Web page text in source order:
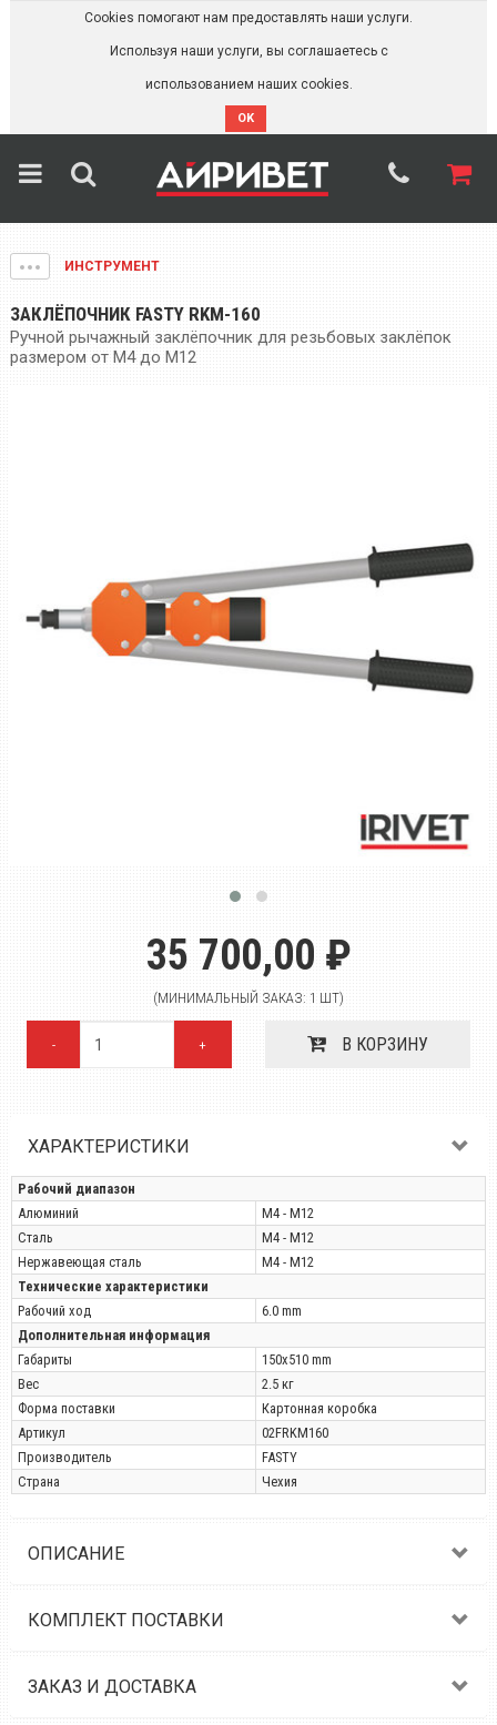
Cookies помогают нам предоставлять наши услуги.
Используя наши услуги, вы соглашаетесь с
использованием наших cookies.
OK
ИНСТРУМЕНТ
ЗАКЛЁПОЧНИК FASTY RKM-160
Ручной рычажный заклёпочник для резьбовых заклёпок
размером от М4 до М12
35 700,00 ₽
(МИНИМАЛЬНЫЙ ЗАКАЗ: 1 ШТ)
- + В КОРЗИНУ
ХАРАКТЕРИСТИКИ
Рабочий диапазон
Алюминий
М4 - М12
Сталь
М4 - М12
Нержавеющая сталь
М4 - М12
Технические характеристики
Рабочий ход
6.0 mm
Дополнительная информация
Габариты
150х510 mm
Вес
2.5 кг
Форма поставки
Картонная коробка
Артикул
02FRKM160
Производитель
FASTY
Страна
Чехия
ОПИСАНИЕ
КОМПЛЕКТ ПОСТАВКИ
ЗАКАЗ И ДОСТАВКА